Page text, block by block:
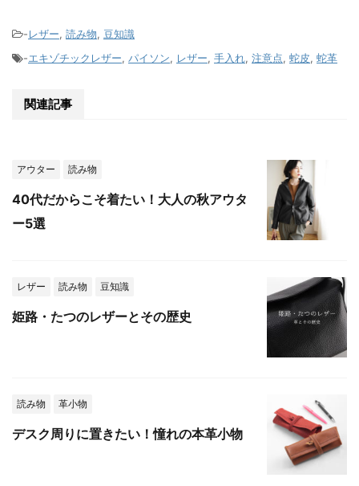
-レザー, 読み物, 豆知識
-エキゾチックレザー, パイソン, レザー, 手入れ, 注意点, 蛇皮, 蛇革
関連記事
アウター 読み物
40代だからこそ着たい！大人の秋アウタ
ー5選
レザー 読み物 豆知識
姫路・たつのレザーとその歴史
読み物 革小物
デスク周りに置きたい！憧れの本革小物